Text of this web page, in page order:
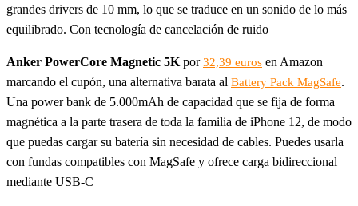
grandes drivers de 10 mm, lo que se traduce en un sonido de lo más
equilibrado. Con tecnología de cancelación de ruido
Anker PowerCore Magnetic 5K por32,39 euros en Amazon
marcando el cupón, una alternativa barata al Battery Pack MagSafe.
Una power bank de 5.000mAh de capacidad que se fija de forma
magnética a la parte trasera de toda la familia de iPhone 12, de modo
que puedas cargar su batería sin necesidad de cables. Puedes usarla
con fundas compatibles con MagSafe y ofrece carga bidireccional
mediante USB-C